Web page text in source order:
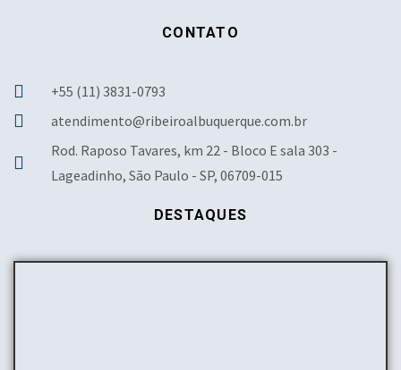
CONTATO
+55 (11) 3831-0793
atendimento@ribeiroalbuquerque.com.br
Rod. Raposo Tavares, km 22 - Bloco E sala 303 -
Lageadinho, São Paulo - SP, 06709-015
DESTAQUES